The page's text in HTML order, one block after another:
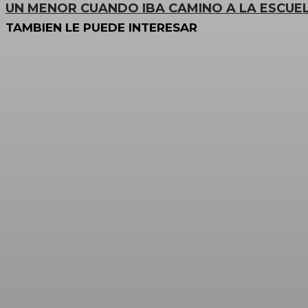
UN MENOR CUANDO IBA CAMINO A LA
TAMBIEN LE PUEDE INTERESAR